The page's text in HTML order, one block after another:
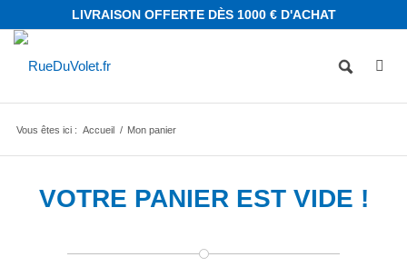
LIVRAISON OFFERTE DÈS 1000 € D'ACHAT
Vous êtes ici : Accueil / Mon panier
VOTRE PANIER EST VIDE !